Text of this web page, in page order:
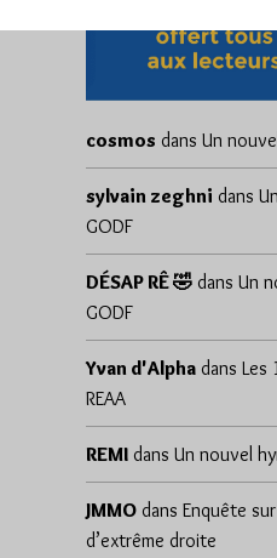
cosmos dans Un
sylvain zeghni dans
GODF
DÉSAP RÊ 🤣 dans Un
GODF
Yvan d'Alpha dans Les
REAA
REMI dans Un nouvel
JMMO dans Enquête
d’extrême droite